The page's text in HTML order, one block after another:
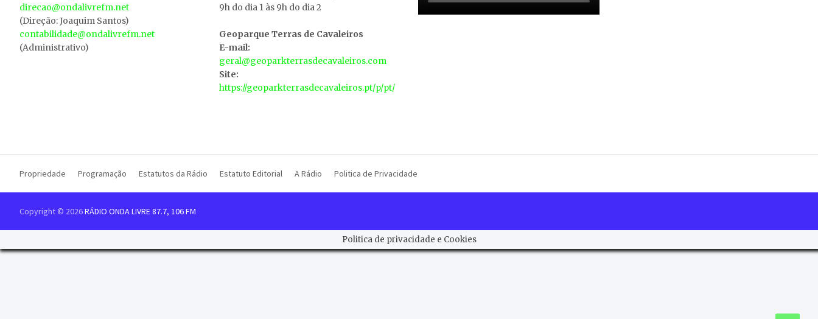
direcao@ondalivrefm.net
(Direção: Joaquim Santos)
contabilidade@ondalivrefm.net
(Administrativo)
9h do dia 1 às 9h do dia 2
Geoparque Terras de Cavaleiros
E-mail:
geral@geoparkterrasdecavaleiros.com
Site:
https://geoparkterrasdecavaleiros.pt/p/pt/
Propriedade Programação Estatutos da Rádio Estatuto Editorial A Rádio Politica de Privacidade
Copyright © 2026RÁDIO ONDA LIVRE 87.7, 106 FM
Politica de privacidade e Cookies